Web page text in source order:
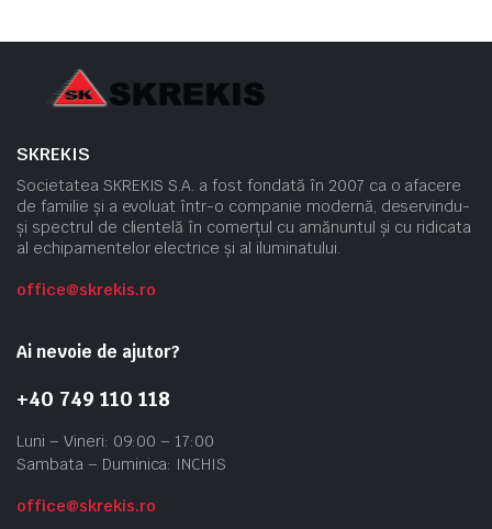
SKREKIS
Societatea SKREKIS S.A. a fost fondată în 2007 ca o afacere
de familie și a evoluat într-o companie modernă, deservindu-
și spectrul de clientelă în comerțul cu amănuntul și cu ridicata
al echipamentelor electrice și al iluminatului.
office@skrekis.ro
Ai nevoie de ajutor?
+40 749 110 118
Luni – Vineri: 09:00 – 17:00
Sambata – Duminica: INCHIS
office@skrekis.ro